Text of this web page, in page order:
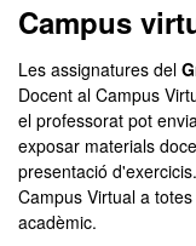
Campus
Les assignatures del
Docent al Campus
el professorat pot
exposar materials
presentació
Campus Virtual a
acadèmic.